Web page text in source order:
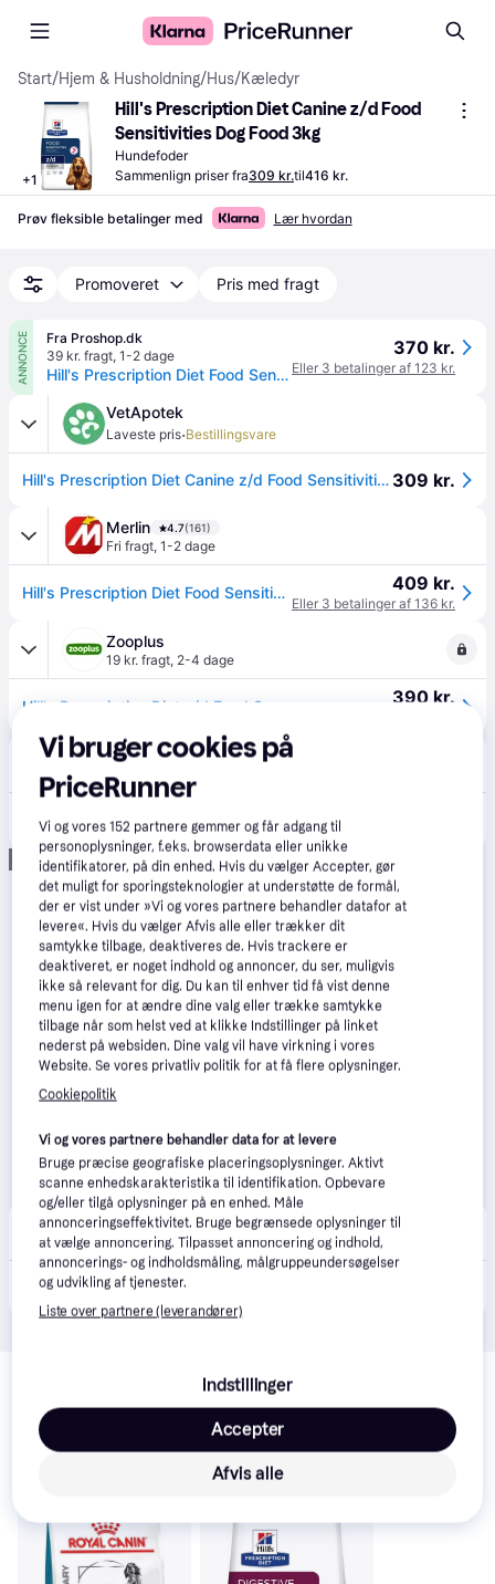
Start/Hjem & Husholdning/Hus/Kæledyr
+1
Hill's Prescription Diet Canine z/d Food
Sensitivities Dog Food 3kg
Hundefoder
Sammenlign priser fra309 kr.til416 kr.
Prøv fleksible betalinger med Lær hvordan
Promoveret Pris med fragt
ANNONCE
Fra Proshop.dk
39 kr. fragt, 1-2 dage
Hill's Prescription Diet Food Sensitivities dry dog food 3kg
370 kr.
Eller 3 betalinger af 123 kr.
VetApotek
Laveste pris·Bestillingsvare
Hill's Prescription Diet Canine z/d Food Sensitivities 3 kg 309 kr.
Merlin 4.7(161)
Fri fragt, 1-2 dage
Hill's Prescription Diet Food Sensitivities dry dog food 3kg 409 kr.
Eller 3 betalinger af 136 kr.
Zooplus
19 kr. fragt, 2-4 dage
390 kr.
Proshop.dk 4.8(1280)
39 kr. fragt
Hill's Prescription Diet Food Sensitivities dry dog food 3kg
Eller 3 betalinger af 123 kr.
Annonce
happii.dk 4.7(127)
33 kr. fragt ,1-2 dage
Relaterede produkter
Se vores forslag til andre produkter, der matcher dine
interesser.
Trender
Vi bruger cookies på
PriceRunner
Vi og vores152 partnere gemmer og får adgang til
personoplysninger, f.eks. browserdata eller unikke
identifikatorer, på din enhed. Hvis du vælger Accepter, gør
det muligt for sporingsteknologier at understøtte de formål,
der er vist under »Vi og vores partnere behandler datafor at
levere«. Hvis du vælger Afvis alle eller trækker dit
samtykke tilbage, deaktiveres de. Hvis trackere er
deaktiveret, er noget indhold og annoncer, du ser, muligvis
ikke så relevant for dig. Du kan til enhver tid få vist denne
menu igen for at ændre dine valg eller trække samtykke
tilbage når som helst ved at klikke Indstillinger på linket
nederst på websiden. Dine valg vil have virkning i vores
Website. Se vores privatliv politik for at få flere oplysninger.
Cookiepolitik
Vi og vores partnere behandler data for at levere
Bruge præcise geografiske placeringsoplysninger. Aktivt
scanne enhedskarakteristika til identifikation. Opbevare
og/eller tilgå oplysninger på en enhed. Måle
annonceringseffektivitet. Bruge begrænsede oplysninger til
at vælge annoncering. Tilpasset annoncering og indhold,
annoncerings- og indholdsmåling, målgruppeundersøgelser
og udvikling af tjenester.
Liste over partnere (leverandører)
Indstillinger
Afvis alle
Accepter